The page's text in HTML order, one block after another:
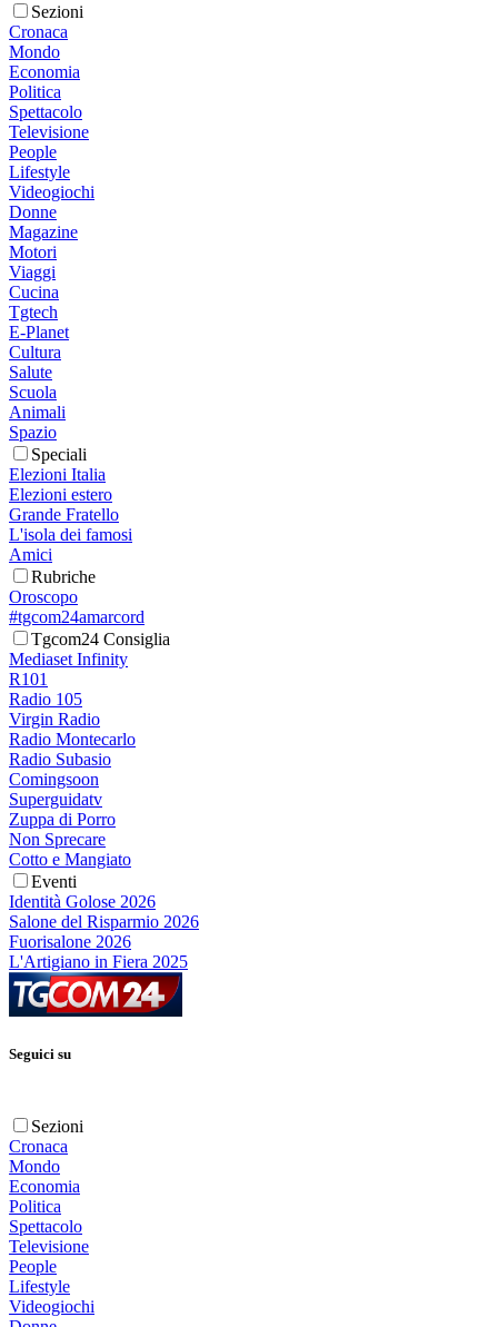
Sezioni
Cronaca
Mondo
Economia
Politica
Spettacolo
Televisione
People
Lifestyle
Videogiochi
Donne
Magazine
Motori
Viaggi
Cucina
Tgtech
E-Planet
Cultura
Salute
Scuola
Animali
Spazio
Speciali
Elezioni Italia
Elezioni estero
Grande Fratello
L'isola dei famosi
Amici
Rubriche
Oroscopo
#tgcom24amarcord
Tgcom24 Consiglia
Mediaset Infinity
R101
Radio 105
Virgin Radio
Radio Montecarlo
Radio Subasio
Comingsoon
Superguidatv
Zuppa di Porro
Non Sprecare
Cotto e Mangiato
Eventi
Identità Golose 2026
Salone del Risparmio 2026
Fuorisalone 2026
L'Artigiano in Fiera 2025
Seguici su
Sezioni
Cronaca
Mondo
Economia
Politica
Spettacolo
Televisione
People
Lifestyle
Videogiochi